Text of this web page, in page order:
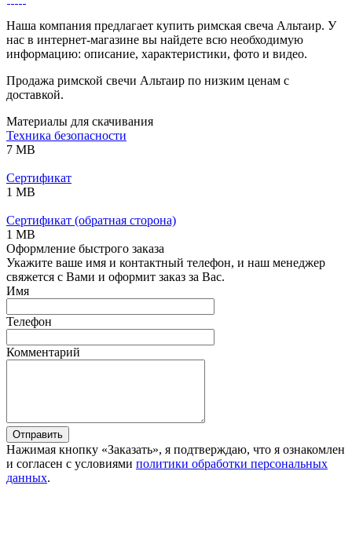
Наша компания предлагает купить римская свеча Альтаир. У
нас в интернет-магазине вы найдете всю необходимую
информацию: описание, характеристики, фото и видео.
Продажа римской свечи Альтаир по низким ценам с
доставкой.
Материалы для скачивания
Техника безопасности
7 MB
Сертификат
1 MB
Сертификат (обратная сторона)
1 MB
Оформление быстрого заказа
Укажите ваше имя и контактный телефон, и наш менеджер
свяжется с Вами и оформит заказ за Вас.
Имя
Телефон
Комментарий
Отправить
Нажимая кнопку «Заказать», я подтверждаю, что я ознакомлен
и согласен с условиями политики обработки персональных
данных.